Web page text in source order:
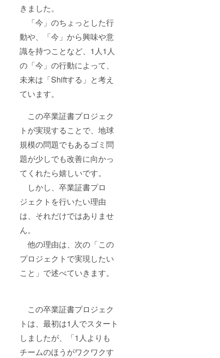
きました。
「今」のちょっとした行
動や、「今」から興味や意
識を持つことなど、1人1人
の「今」の行動によって、
未来は「Shiftする」と考え
ています。
この卒業証書プロジェク
トが実現することで、地球
規模の問題でもあるゴミ問
題が少しでも改善に向かっ
てくれたら嬉しいです。
しかし、卒業証書プロ
ジェクトを行いたい理由
は、それだけではありませ
ん。
他の理由は、次の「この
プロジェクトで実現したい
こと」で述べていきます。
この卒業証書プロジェク
トは、最初は1人でスタート
しましたが、「1人よりも
チームのほうがワクワクす